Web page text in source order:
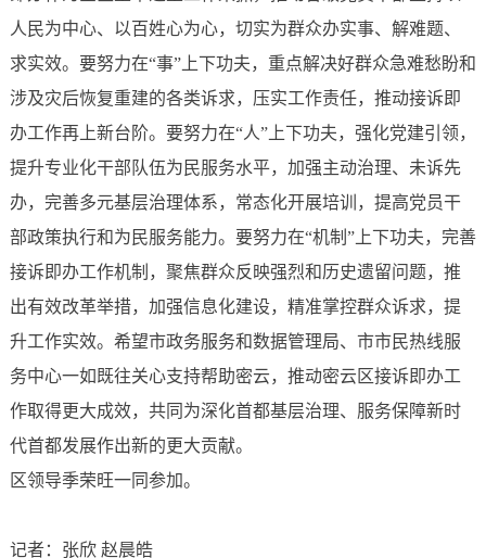
人民为中心、以百姓心为心，切实为群众办实事、解难题、
求实效。要努力在“事”上下功夫，重点解决好群众急难愁盼和
涉及灾后恢复重建的各类诉求，压实工作责任，推动接诉即
办工作再上新台阶。要努力在“人”上下功夫，强化党建引领，
提升专业化干部队伍为民服务水平，加强主动治理、未诉先
办，完善多元基层治理体系，常态化开展培训，提高党员干
部政策执行和为民服务能力。要努力在“机制”上下功夫，完善
接诉即办工作机制，聚焦群众反映强烈和历史遗留问题，推
出有效改革举措，加强信息化建设，精准掌控群众诉求，提
升工作实效。希望市政务服务和数据管理局、市市民热线服
务中心一如既往关心支持帮助密云，推动密云区接诉即办工
作取得更大成效，共同为深化首都基层治理、服务保障新时
代首都发展作出新的更大贡献。
区领导季荣旺一同参加。
记者：张欣 赵晨皓